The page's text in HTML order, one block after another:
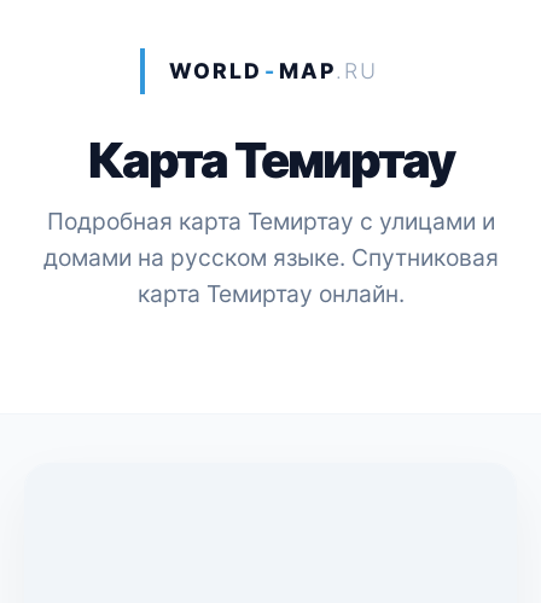
WORLD - MAP.RU
Карта Темиртау
Подробная карта Темиртау с улицами и
домами на русском языке. Спутниковая
карта Темиртау онлайн.